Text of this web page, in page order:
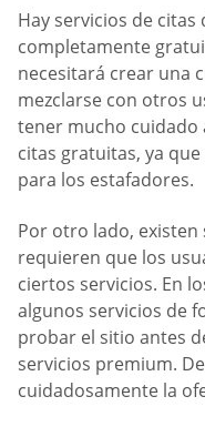
Hay servicios de
completamente
necesitará crear una
mezclarse con otros
tener mucho cuidado
citas gratuitas, ya
para los estafadores.
Por otro lado,
requieren que los
ciertos servicios. En
algunos servicios de
probar el sitio antes
servicios premium.
cuidadosamente la